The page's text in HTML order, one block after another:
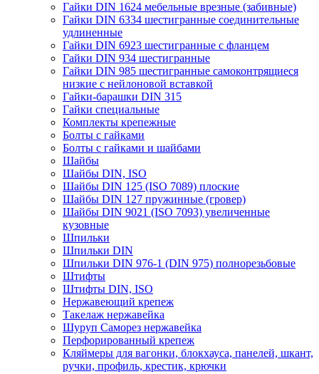
Гайки DIN 1624 мебельные врезные (забивные)
Гайки DIN 6334 шестигранные соединительные
удлиненные
Гайки DIN 6923 шестигранные с фланцем
Гайки DIN 934 шестигранные
Гайки DIN 985 шестигранные самоконтрящиеся
низкие с нейлоновой вставкой
Гайки-барашки DIN 315
Гайки специальные
Комплекты крепежные
Болты с гайками
Болты с гайками и шайбами
Шайбы
Шайбы DIN, ISO
Шайбы DIN 125 (ISO 7089) плоские
Шайбы DIN 127 пружинные (гровер)
Шайбы DIN 9021 (ISO 7093) увеличенные
кузовные
Шпильки
Шпильки DIN
Шпильки DIN 976-1 (DIN 975) полнорезьбовые
Штифты
Штифты DIN, ISO
Нержавеющий крепеж
Такелаж нержавейка
Шуруп Саморез нержавейка
Перфорированный крепеж
Кляймеры для вагонки, блокхауса, панелей, шкант,
ручки, профиль, крестик, крючки